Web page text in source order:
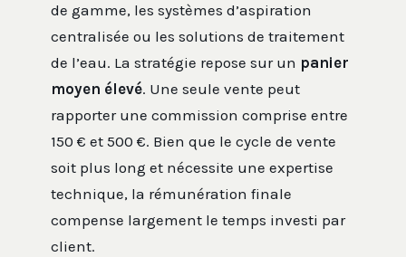
de gamme, les systèmes d’aspiration
centralisée ou les solutions de traitement
de l’eau. La stratégie repose sur un panier
moyen élevé. Une seule vente peut
rapporter une commission comprise entre
150 € et 500 €. Bien que le cycle de vente
soit plus long et nécessite une expertise
technique, la rémunération finale
compense largement le temps investi par
client.